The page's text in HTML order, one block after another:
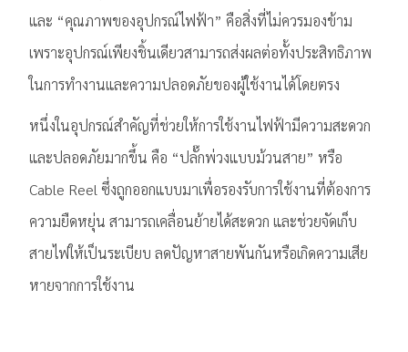
และ “คุณภาพของอุปกรณ์ไฟฟ้า” คือสิ่งที่ไม่ควรมองข้าม
เพราะอุปกรณ์เพียงชิ้นเดียวสามารถส่งผลต่อทั้งประสิทธิภาพ
ในการทำงานและความปลอดภัยของผู้ใช้งานได้โดยตรง
หนึ่งในอุปกรณ์สำคัญที่ช่วยให้การใช้งานไฟฟ้ามีความสะดวก
และปลอดภัยมากขึ้น คือ “ปลั๊กพ่วงแบบม้วนสาย” หรือ
Cable Reel ซึ่งถูกออกแบบมาเพื่อรองรับการใช้งานที่ต้องการ
ความยืดหยุ่น สามารถเคลื่อนย้ายได้สะดวก และช่วยจัดเก็บ
สายไฟให้เป็นระเบียบ ลดปัญหาสายพันกันหรือเกิดความเสีย
หายจากการใช้งาน